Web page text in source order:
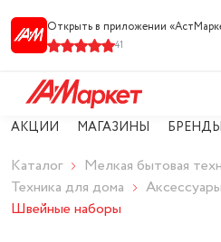
Открыть в приложении
41
АКЦИИ МАГАЗИНЫ БРЕНДЫ
Каталог
Мелкая бытовая
Техника для дома
Швейные наборы